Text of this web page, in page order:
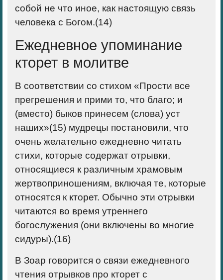
собой не что иное, как настоящую связь
человека с Богом.(14)
Ежедневное упоминание
кторет в молитве
В соответствии со стихом «Прости все
прегрешения и прими то, что благо; и
(вместо) быков принесем (слова) уст
наших»(15) мудрецы постановили, что
очень желательно ежедневно читать
стихи, которые содержат отрывки,
относящиеся к различным храмовым
жертвоприношениям, включая те, которые
относятся к кторет. Обычно эти отрывки
читаются во время утреннего
богослужения (они включены во многие
сидуры).(16)
В Зоар говорится о связи ежедневного
чтения отрывков про кторет с